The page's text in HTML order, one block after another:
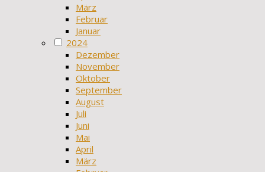
März
Februar
Januar
2024
Dezember
November
Oktober
September
August
Juli
Juni
Mai
April
März